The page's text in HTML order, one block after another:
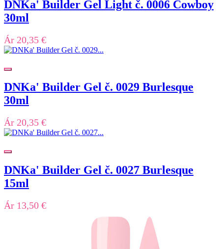
DNKa' Builder Gel Light č. 0006 Cowboy
30ml
Ár 20,35 €
DNKa' Builder Gel č. 0029 Burlesque
30ml
Ár 20,35 €
DNKa' Builder Gel č. 0027 Burlesque
15ml
Ár 13,50 €